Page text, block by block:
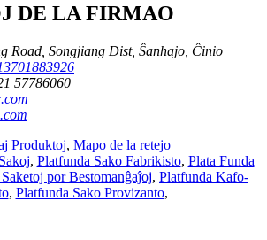
DE LA FIRMAO
Road, Songjiang Dist, Ŝanhajo, Ĉinio
57786060
Produktoj, Mapo de la retejo
, Platfunda Sako Fabrikisto, Plata Funda
por Bestomanĝaĵoj, Platfunda Kafo-
, Platfunda Sako Provizanto,